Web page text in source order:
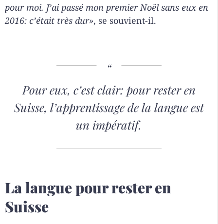
pour moi. J’ai passé mon premier Noël sans eux en
2016: c’était très dur», se souvient-il.
Pour eux, c’est clair: pour rester en
Suisse, l’apprentissage de la langue est
un impératif.
La langue pour rester en
Suisse